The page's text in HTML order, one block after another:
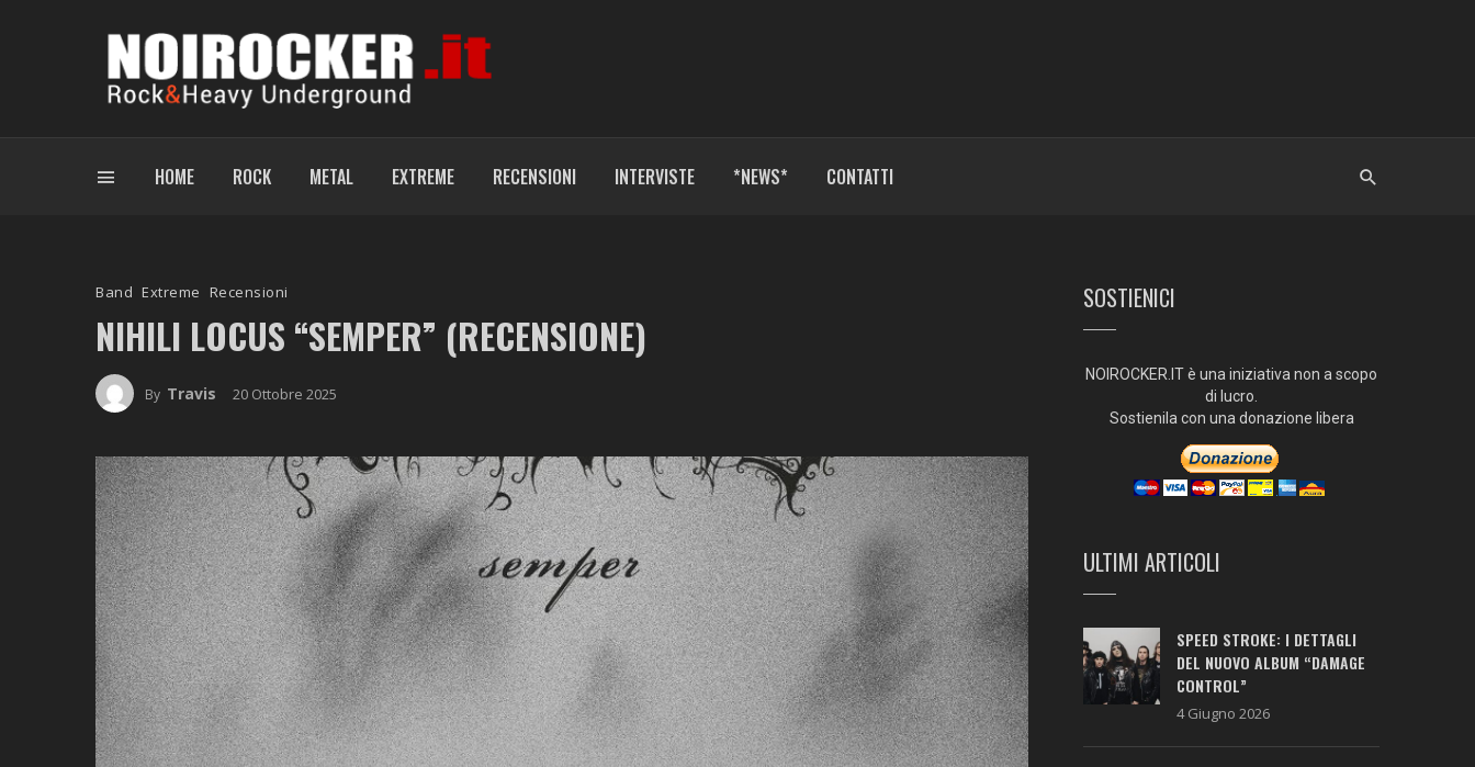
HOME ROCK METAL EXTREME RECENSIONI INTERVISTE *NEWS* CONTATTI
Band Extreme Recensioni
NIHILI LOCUS “SEMPER” (RECENSIONE)
By Travis 20 Ottobre 2025
SOSTIENICI
NOIROCKER.IT è una iniziativa non a scopo
di lucro.
Sostienila con una donazione libera
ULTIMI ARTICOLI
SPEED STROKE: I DETTAGLI
DEL NUOVO ALBUM “DAMAGE
CONTROL”
4 Giugno 2026